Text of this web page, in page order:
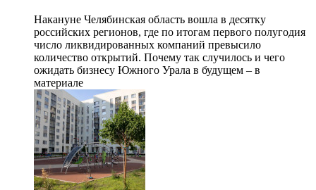
Накануне Челябинская область вошла в десятку
российских регионов, где по итогам первого полугодия
число ликвидированных компаний превысило
количество открытий. Почему так случилось и чего
ожидать бизнесу Южного Урала в будущем – в
материале